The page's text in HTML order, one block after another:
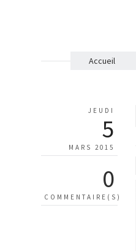
Accueil
JEUDI
5
MARS 2015
0
COMMENTAIRE(S)